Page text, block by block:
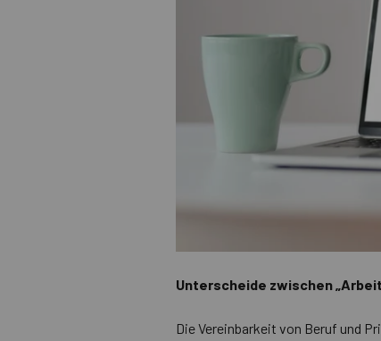
Unterscheide zwischen
Die Vereinbarkeit von Beruf und